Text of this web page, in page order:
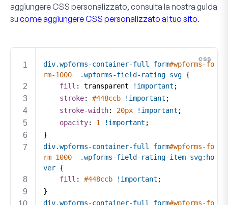
aggiungere CSS personalizzato, consulta la nostra guida
su come aggiungere CSS personalizzato al tuo sito.